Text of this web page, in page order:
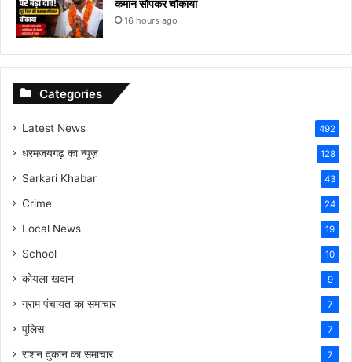
कमान सौंपकर चौंकाया
16 hours ago
Categories
Latest News 492
धरमजयगढ़ का न्यूज़ 128
Sarkari Khabar 43
Crime 24
Local News 19
School 10
कोयला खदान 9
ग्राम पंचायत का समाचार 7
पुलिस 7
राशन दुकान का समाचार 7